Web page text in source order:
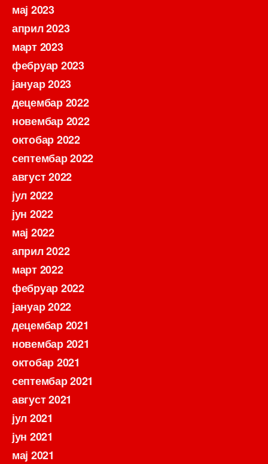
мај 2023
април 2023
март 2023
фебруар 2023
јануар 2023
децембар 2022
новембар 2022
октобар 2022
септембар 2022
август 2022
јул 2022
јун 2022
мај 2022
април 2022
март 2022
фебруар 2022
јануар 2022
децембар 2021
новембар 2021
октобар 2021
септембар 2021
август 2021
јул 2021
јун 2021
мај 2021